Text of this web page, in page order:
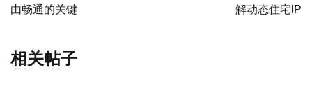
导
由畅通的关键
解动态住宅IP
相关帖子